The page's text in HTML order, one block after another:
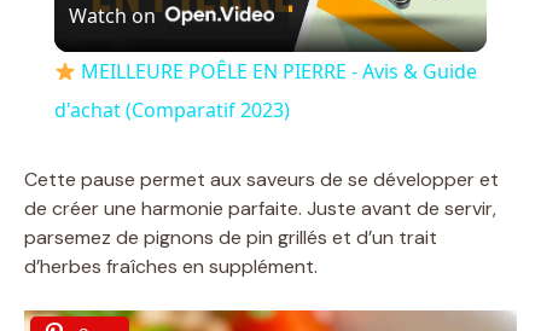
l
a
y
V
Watch on
MEILLEURE POÊLE EN PIERRE - Avis & Guide
d'achat (Comparatif 2023)
Cette pause permet aux saveurs de se développer et
de créer une harmonie parfaite. Juste avant de servir,
parsemez de pignons de pin grillés et d’un trait
d’herbes fraîches en supplément.